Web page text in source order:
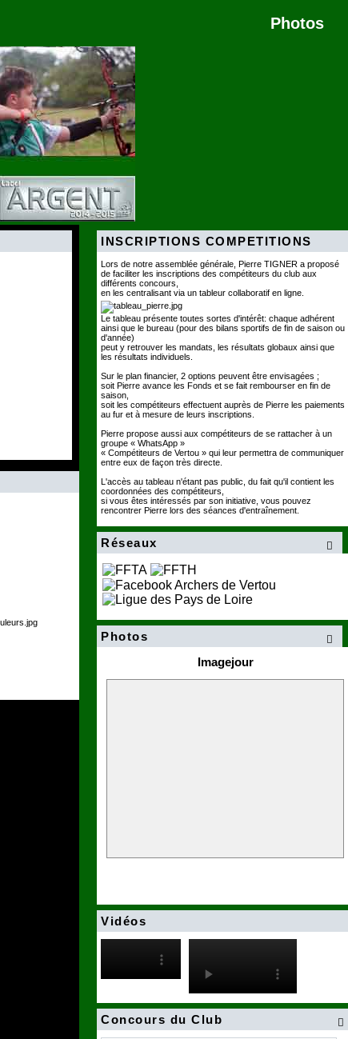
Photos
INSCRIPTIONS COMPETITIONS
Lors de notre assemblée générale, Pierre TIGNER a proposé
de faciliter les inscriptions des compétiteurs du club aux
différents concours,
en les centralisant via un tableur collaboratif en ligne.
Le tableau présente toutes sortes d'intérêt: chaque adhérent
ainsi que le bureau (pour des bilans sportifs de fin de saison ou
d'année)
peut y retrouver les mandats, les résultats globaux ainsi que
les résultats individuels.
Sur le plan financier, 2 options peuvent être envisagées ;
soit Pierre avance les Fonds et se fait rembourser en fin de
saison,
soit les compétiteurs effectuent auprès de Pierre les paiements
au fur et à mesure de leurs inscriptions.
Pierre propose aussi aux compétiteurs de se rattacher à un
groupe « WhatsApp »
« Compétiteurs de Vertou » qui leur permettra de communiquer
entre eux de façon très directe.
L'accès au tableau n'étant pas public, du fait qu'il contient les
coordonnées des compétiteurs,
si vous êtes intéressés par son initiative, vous pouvez
rencontrer Pierre lors des séances d'entraînement.

Réseaux

Photos
Imagejour
Vidéos

Concours du Club